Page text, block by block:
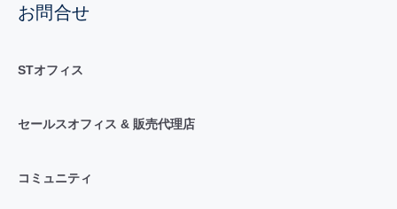
お問合せ
STオフィス
セールスオフィス & 販売代理店
コミュニティ